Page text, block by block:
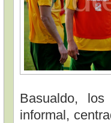
Basualdo,
informal,